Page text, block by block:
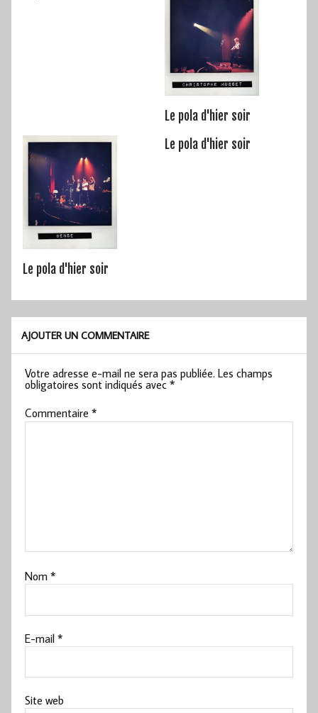
Le pola d'hier soir
Le pola d'hier soir
Le pola d'hier soir
AJOUTER UN COMMENTAIRE
Votre adresse e-mail ne sera pas publiée. Les champs
obligatoires sont indiqués avec*
Commentaire*
Nom*
E-mail*
Site web